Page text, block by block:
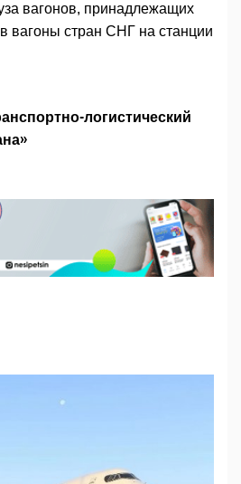
вагонов, принадлежащих
вагоны стран СНГ на станции
логистический